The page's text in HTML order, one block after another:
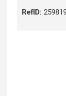
RefID: